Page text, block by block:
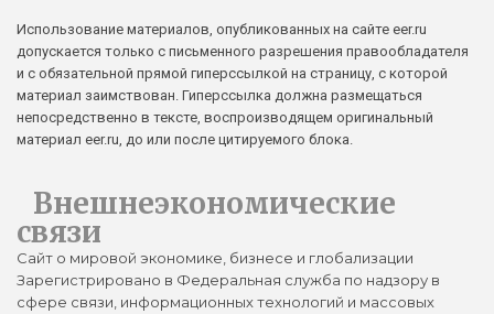
Использование материалов, опубликованных на сайте eer.ru
допускается только с письменного разрешения правообладателя
и с обязательной прямой гиперссылкой на страницу, с которой
материал заимствован. Гиперссылка должна размещаться
непосредственно в тексте, воспроизводящем оригинальный
материал eer.ru, до или после цитируемого блока.
Внешнеэкономические
связи
Сайт о мировой экономике, бизнесе и глобализации
Зарегистрировано в Федеральная служба по надзору в
сфере связи, информационных технологий и массовых